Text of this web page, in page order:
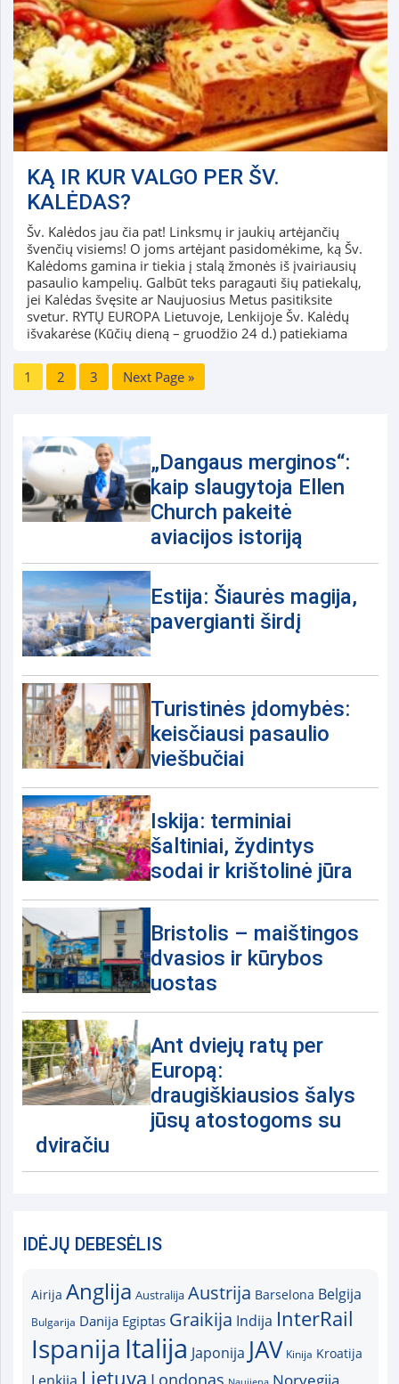
KĄ IR KUR VALGO PER ŠV.
KALĖDAS?
Šv. Kalėdos jau čia pat! Linksmų ir jaukių artėjančių
švenčių visiems! O joms artėjant pasidomėkime, ką Šv.
Kalėdoms gamina ir tiekia į stalą žmonės iš įvairiausių
pasaulio kampelių. Galbūt teks paragauti šių patiekalų,
jei Kalėdas švęsite ar Naujuosius Metus pasitiksite
svetur. RYTŲ EUROPA Lietuvoje, Lenkijoje Šv. Kalėdų
išvakarėse (Kūčių dieną – gruodžio 24 d.) patiekiama
1 2 3 Next Page »
„Dangaus merginos“:
kaip slaugytoja Ellen
Church pakeitė
aviacijos istoriją
Estija: Šiaurės magija,
pavergianti širdį
Turistinės įdomybės:
keisčiausi pasaulio
viešbučiai
Iskija: terminiai
šaltiniai, žydintys
sodai ir krištolinė jūra
Bristolis – maištingos
dvasios ir kūrybos
uostas
Ant dviejų ratų per
Europą:
draugiškiausios šalys
jūsų atostogoms su
dviračiu
IDĖJŲ DEBESĖLIS
Airija Anglija Australija Austrija Barselona Belgija
Bulgarija Danija Egiptas Graikija Indija InterRail
Ispanija Italija Japonija JAV Kinija Kroatija
Lietuva Londonas